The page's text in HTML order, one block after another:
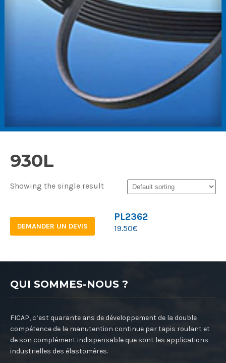
930L
Showing the single result
DEMANDER UN DEVIS
PL2362
19.50€
QUI SOMMES-NOUS ?
FICAP, c’est quarante ans de développement de la double
compétence de la manutention continue par tapis roulant et
de son complément indispensable que sont les applications
industrielles des élastomères.